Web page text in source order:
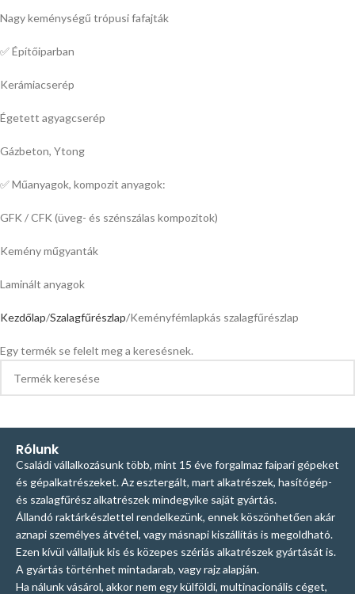
Nagy keménységű trópusi fafajták
✅ Építőiparban
Kerámiacserép
Égetett agyagcserép
Gázbeton, Ytong
✅ Műanyagok, kompozit anyagok:
GFK / CFK (üveg- és szénszálas kompozitok)
Kemény műgyanták
Laminált anyagok
Kezdőlap Szalagfűrészlap Keményfémlapkás szalagfűrészlap
Egy termék se felelt meg a keresésnek.
Rólunk
Családi vállalkozásunk több, mint 15 éve forgalmaz faipari gépeket
és gépalkatrészeket. Az esztergált, mart alkatrészek, hasítógép-
és szalagfűrész alkatrészek mindegyike saját gyártás.
Állandó raktárkészlettel rendelkezünk, ennek köszönhetően akár
aznapi személyes átvétel, vagy másnapi kiszállítás is megoldható.
Ezen kívül vállaljuk kis és közepes szériás alkatrészek gyártását is.
A gyártás történhet mintadarab, vagy rajz alapján.
Ha nálunk vásárol, akkor nem egy külföldi, multinacionális céget,